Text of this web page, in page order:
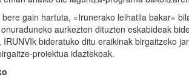
gain hartuta, «Irunerako leihatila bakar»
aurkezten dituzten eskabideak
bideratuko ditu eraikinak birgaitzeko
proiektua idaztekoak.